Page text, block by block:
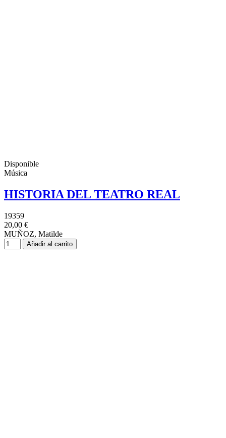
Disponible
Música
HISTORIA DEL TEATRO REAL
19359
20,00 €
MUÑOZ, Matilde
Añadir al carrito